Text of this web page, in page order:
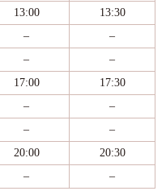
13:00
13:30
–
–
–
–
17:00
17:30
–
–
–
–
20:00
20:30
– –